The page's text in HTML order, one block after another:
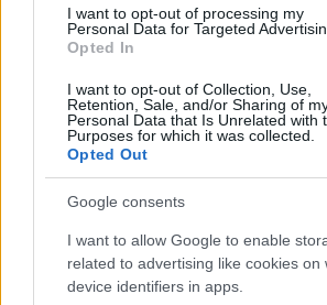
I want to opt-out of processing my
Personal Data for Targeted
Opted In
I want to opt-out of Collection, Use,
Retention, Sale, and/or Sharing of
Personal Data that Is Unrelated with
Purposes for which it was collected.
Opted Out
Google consents
I want to allow Google to enable
related to advertising like cookies on
device identifiers in apps.
Πυρόπληκτοι: Τι σημαίνουν τα
«κίτρινα» και «κόκκινα» σπίτια
αποζημιώσεις
Ποια είναι η (κυβερνητική)
οδικά έργα και τα εκτιμώμενα
χρονοδιαγράμματα
TAGS: Mermeren Μέρισμα